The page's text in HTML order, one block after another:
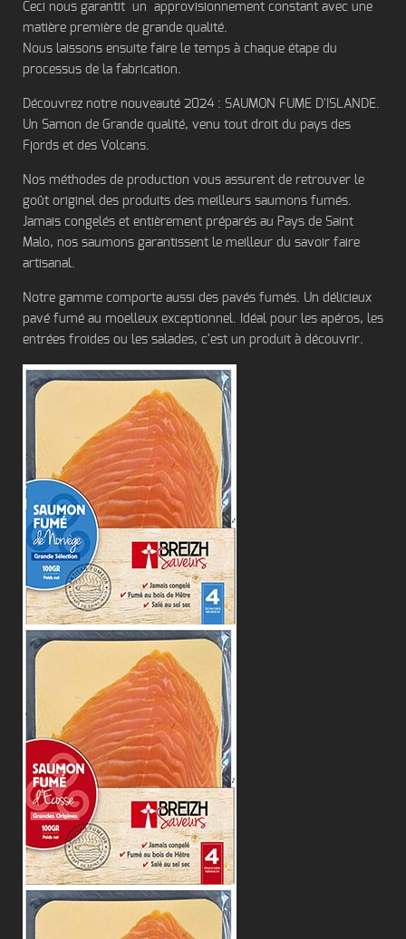
Ceci nous garantit un approvisionnement constant avec une
matière première de grande qualité.
Nous laissons ensuite faire le temps à chaque étape du
processus de la fabrication.
Découvrez notre nouveauté 2024 : SAUMON FUME D'ISLANDE.
Un Samon de Grande qualité, venu tout droit du pays des
Fjords et des Volcans.
Nos méthodes de production vous assurent de retrouver le
goût originel des produits des meilleurs saumons fumés.
Jamais congelés et entièrement préparés au Pays de Saint
Malo, nos saumons garantissent le meilleur du savoir faire
artisanal.
Notre gamme comporte aussi des pavés fumés. Un délicieux
pavé fumé au moelleux exceptionnel. Idéal pour les apéros, les
entrées froides ou les salades, c'est un produit à découvrir.